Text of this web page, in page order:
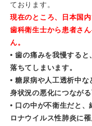
ております。
現在のところ、日本国
歯科衛生士から患者さ
ん。
• 歯の痛みを我慢する
落ちてしまいます。
• 糖尿病や人工透析中
身状況の悪化につなが
• 口の中が不衛生だと
ロナウイルス性肺炎に